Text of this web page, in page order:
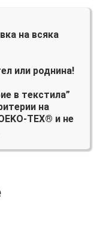
на всяка
или роднина!
в текстила”
на
TEX® и не